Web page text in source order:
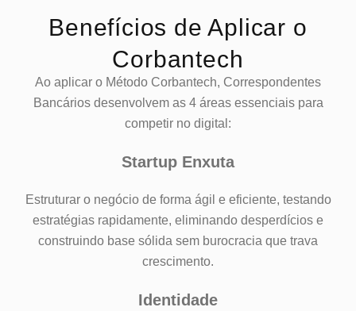
Benefícios de Aplicar o
Corbantech
Ao aplicar o Método Corbantech, Correspondentes
Bancários desenvolvem as 4 áreas essenciais para
competir no digital:
Startup Enxuta
Estruturar o negócio de forma ágil e eficiente, testando
estratégias rapidamente, eliminando desperdícios e
construindo base sólida sem burocracia que trava
crescimento.
Identidade